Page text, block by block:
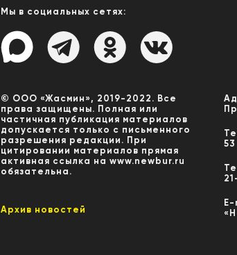
Мы в социальных сетях:
© ООО «Жасмин», 2019-2022. Все
права защищены. Полная или
частичная публикация материалов
допускается только с письменного
разрешения редакции. При
цитировании материалов прямая
активная ссылка на www.newbur.ru
обязательна.
Архив новостей
53